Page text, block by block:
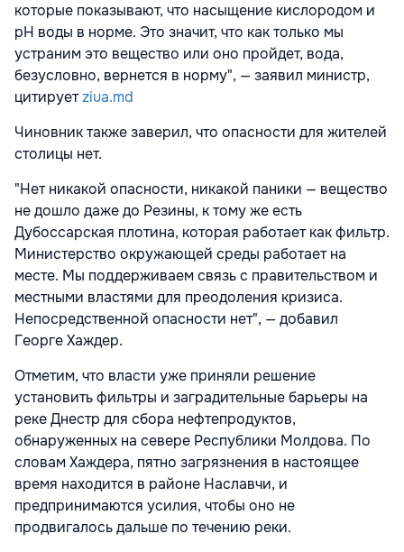
которые показывают, что насыщение кислородом и
pH воды в норме. Это значит, что как только мы
устраним это вещество или оно пройдет, вода,
безусловно, вернется в норму", — заявил министр,
цитируетziua.md
Чиновник также заверил, что опасности для жителей
столицы нет.
"Нет никакой опасности, никакой паники — вещество
не дошло даже до Резины, к тому же есть
Дубоссарская плотина, которая работает как фильтр.
Министерство окружающей среды работает на
месте. Мы поддерживаем связь с правительством и
местными властями для преодоления кризиса.
Непосредственной опасности нет", — добавил
Георге Хаждер.
Отметим, что власти уже приняли решение
установить фильтры и заградительные барьеры на
реке Днестр для сбора нефтепродуктов,
обнаруженных на севере Республики Молдова. По
словам Хаждера, пятно загрязнения в настоящее
время находится в районе Наславчи, и
предпринимаются усилия, чтобы оно не
продвигалось дальше по течению реки.